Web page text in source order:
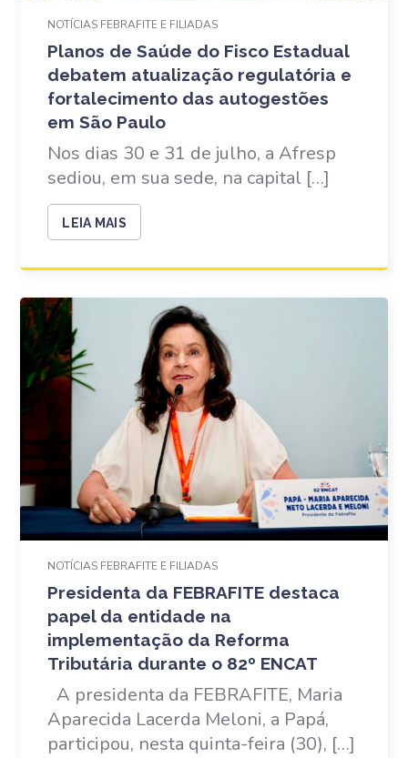
NOTÍCIAS FEBRAFITE E FILIADAS
Planos de Saúde do Fisco Estadual
debatem atualização regulatória e
fortalecimento das autogestões
em São Paulo
Nos dias 30 e 31 de julho, a Afresp
sediou, em sua sede, na capital […]
LEIA MAIS
NOTÍCIAS FEBRAFITE E FILIADAS
Presidenta da FEBRAFITE destaca
papel da entidade na
implementação da Reforma
Tributária durante o 82º ENCAT
A presidenta da FEBRAFITE, Maria
Aparecida Lacerda Meloni, a Papá,
participou, nesta quinta-feira (30), […]